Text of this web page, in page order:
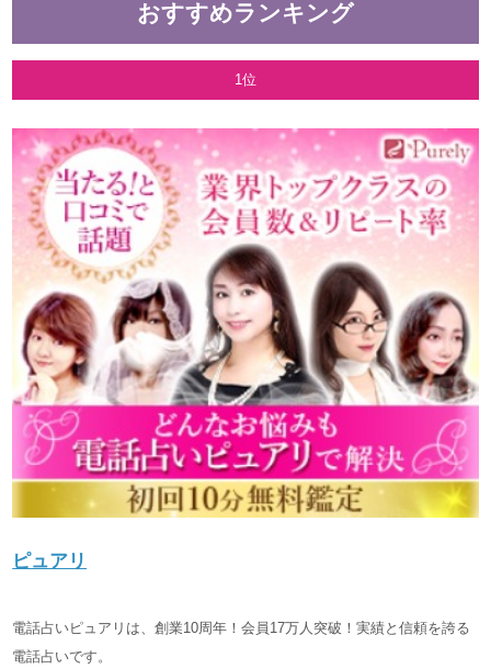
おすすめランキング
1位
ピュアリ
電話占いピュアリは、創業10周年！会員17万人突破！実績と信頼を誇る
電話占いです。